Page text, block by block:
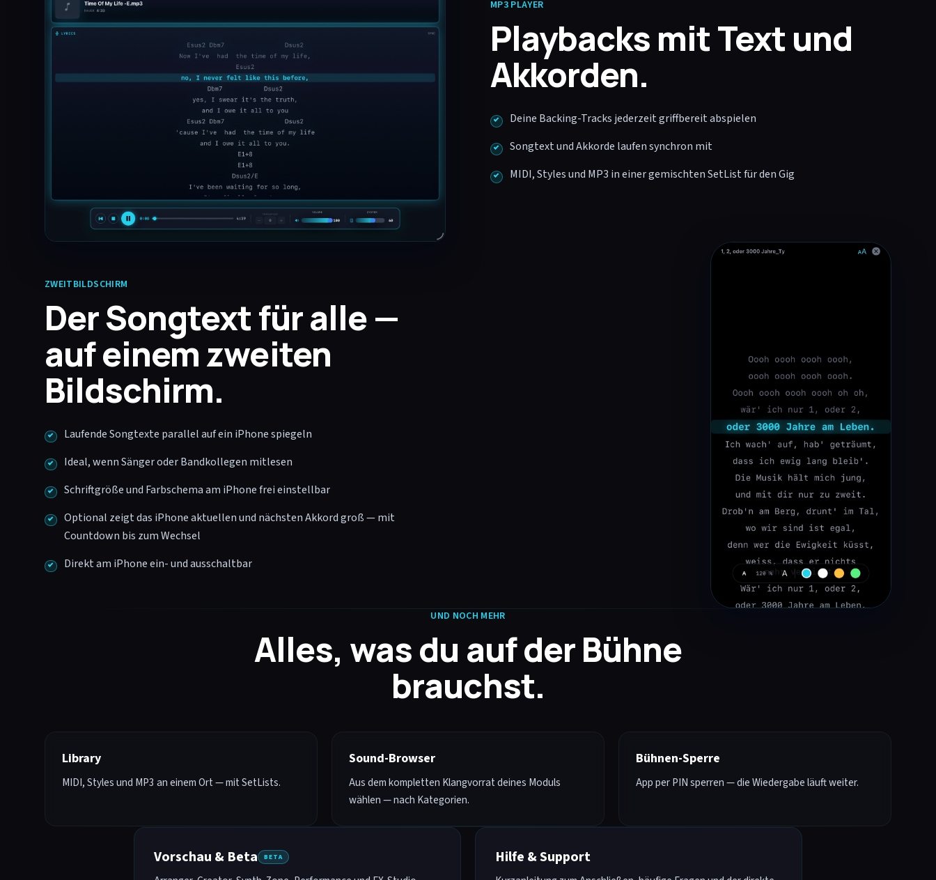
MP3 PLAYER
Playbacks mit Text und
Akkorden.
Deine Backing-Tracks jederzeit griffbereit abspielen
Songtext und Akkorde laufen synchron mit
MIDI, Styles und MP3 in einer gemischten SetList für den Gig
ZWEITBILDSCHIRM
Der Songtext für alle —
auf einem zweiten
Bildschirm.
Laufende Songtexte parallel auf ein iPhone spiegeln
Ideal, wenn Sänger oder Bandkollegen mitlesen
Schriftgröße und Farbschema am iPhone frei einstellbar
Optional zeigt das iPhone aktuellen und nächsten Akkord groß — mit
Countdown bis zum Wechsel
Direkt am iPhone ein- und ausschaltbar
UND NOCH MEHR
Alles, was du auf der Bühne
brauchst.
Library
MIDI, Styles und MP3 an einem Ort — mit SetLists.
Sound-Browser
Aus dem kompletten Klangvorrat deines Moduls
wählen — nach Kategorien.
Bühnen-Sperre
App per PIN sperren — die Wiedergabe läuft weiter.
Vorschau & Beta BETA Hilfe & Support